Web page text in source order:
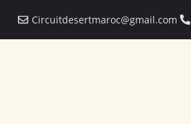
Circuitdesertmaroc@gmail.com